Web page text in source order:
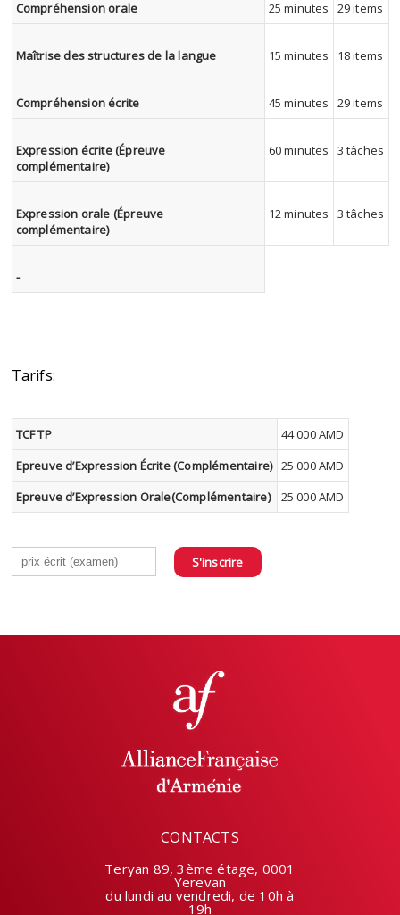
Compréhension orale 25 minutes 29 items
Maîtrise des structures de la langue 15 minutes 18 items
Compréhension écrite 45 minutes 29 items
Expression écrite (Épreuve
complémentaire)
60 minutes 3 tâches
Expression orale (Épreuve
complémentaire)
12 minutes 3 tâches
-
Tarifs:
TCF TP
44 000 AMD
Epreuve d’Expression Écrite (Complémentaire) 25 000 AMD
Epreuve d’Expression Orale(Complémentaire)
25 000 AMD
S'inscrire
CONTACTS
Teryan 89, 3ème étage, 0001
Yerevan
du lundi au vendredi, de 10h à
19h